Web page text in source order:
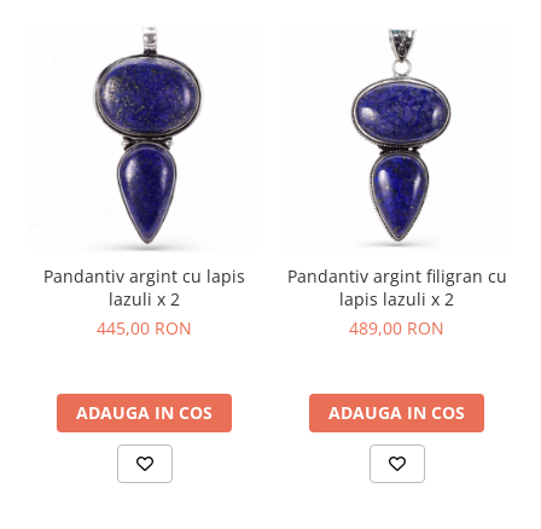
Pandantiv argint cu lapis
lazuli x 2
445,00 RON
ADAUGA IN COS
Pandantiv argint filigran cu
lapis lazuli x 2
489,00 RON
ADAUGA IN COS